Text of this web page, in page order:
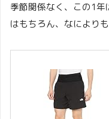
季節関係なく、この1
はもちろん、なにより